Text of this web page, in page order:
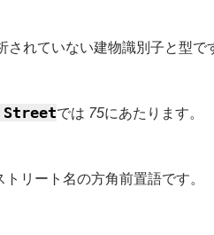
れていない建物識別子と型で
では 75にあたります。
リート名の方角前置語です。